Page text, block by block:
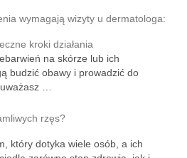
wymagają wizyty u dermatologa:
kroki działania
na skórze lub ich
budzić obawy i prowadzić do
…
rzęs?
który dotyka wiele osób, a ich